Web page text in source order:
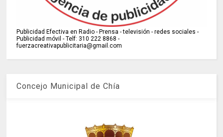
Publicidad Efectiva en Radio - Prensa - televisión - redes sociales -
Publicidad móvil - Telf: 310 222 8868 -
fuerzacreativapublicitaria@gmail.com
Concejo Municipal de Chía